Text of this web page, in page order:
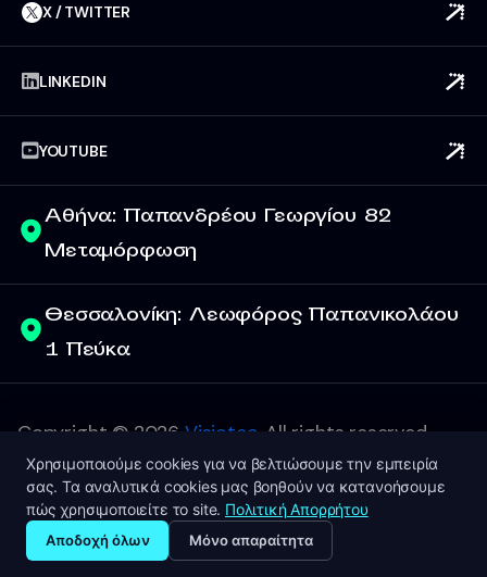
Χρησιμοποιούμε cookies για να βελτιώσουμε την εμπειρία
σας. Τα αναλυτικά cookies μας βοηθούν να κατανοήσουμε
πώς χρησιμοποιείτε το site. Πολιτική Απορρήτου
Αποδοχή όλων Μόνο απαραίτητα
X / TWITTER
LINKEDIN
YOUTUBE
Αθήνα: Παπανδρέου Γεωργίου 82
Μεταμόρφωση
Θεσσαλονίκη: Λεωφόρος Παπανικολάου
1 Πεύκα
Copyright © 2026 Visiotec , All rights reserved.
+(30)210 2771 410